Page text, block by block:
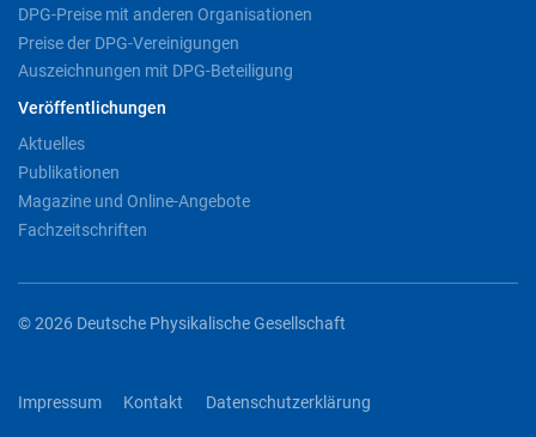
DPG-Preise mit anderen Organisationen
Preise der DPG-Vereinigungen
Auszeichnungen mit DPG-Beteiligung
Veröffentlichungen
Aktuelles
Publikationen
Magazine und Online-Angebote
Fachzeitschriften
© 2026 Deutsche Physikalische Gesellschaft
Impressum Kontakt Datenschutzerklärung